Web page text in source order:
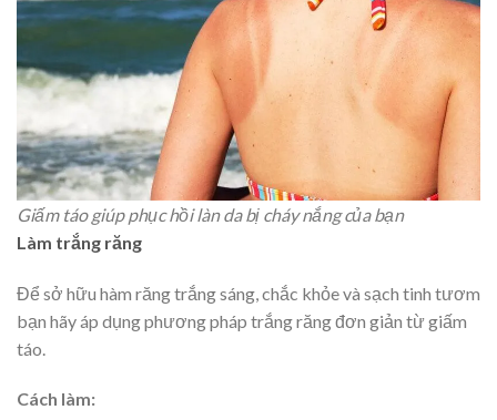
Giấm táo giúp phục hồi làn da bị cháy nắng của bạn
Làm trắng răng
Để sở hữu hàm răng trắng sáng, chắc khỏe và sạch tinh tươm
bạn hãy áp dụng phương pháp trắng răng đơn giản từ giấm
táo.
Cách làm: